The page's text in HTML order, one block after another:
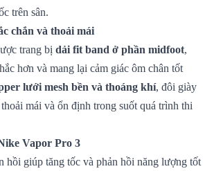
trên sân.
chắn và thoải mái
trang bị dải fit band ở phần midfoot,
hơn và mang lại cảm giác ôm chân tốt
lưới mesh bền và thoáng khí, đôi giày
mái và ổn định trong suốt quá trình thi
Vapor Pro 3
hồi giúp tăng tốc và phản hồi năng lượng tốt